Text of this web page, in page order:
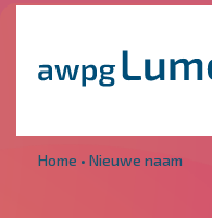
Home • Nieuwe naam